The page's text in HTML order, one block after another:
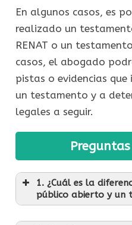
En algunos casos, es
realizado un
RENAT o un
casos, el abogado
pistas o evidencias
un testamento y a
legales a seguir.
1. ¿Cuál es la
público abierto y un